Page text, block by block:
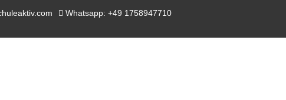
Whatsapp: +49 1758947710